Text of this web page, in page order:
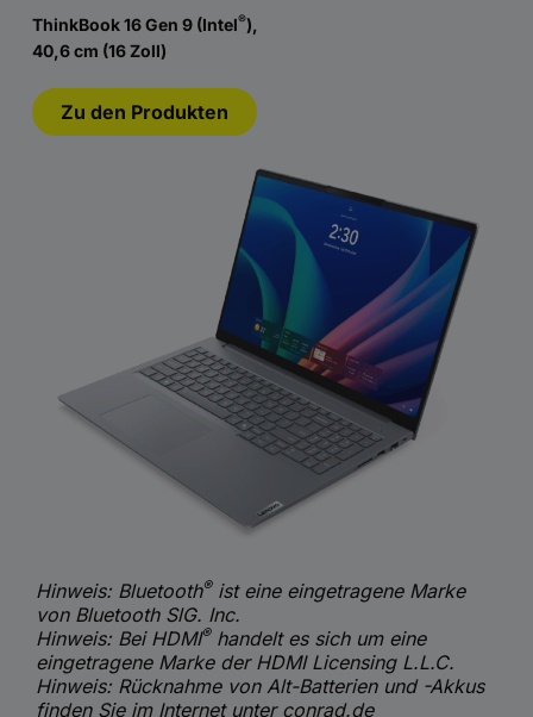
ThinkBook 16 Gen 9 (Intel®),
40,6 cm (16 Zoll)
Zu den Produkten
Hinweis: Bluetooth®ist eine eingetragene Marke
von Bluetooth SlG. Inc.
Hinweis: Bei HDMI®handelt es sich um eine
eingetragene Marke der HDMI Licensing L.L.C.
Hinweis: Rücknahme von Alt-Batterien und -Akkus
finden Sie im Internet unter conrad.de